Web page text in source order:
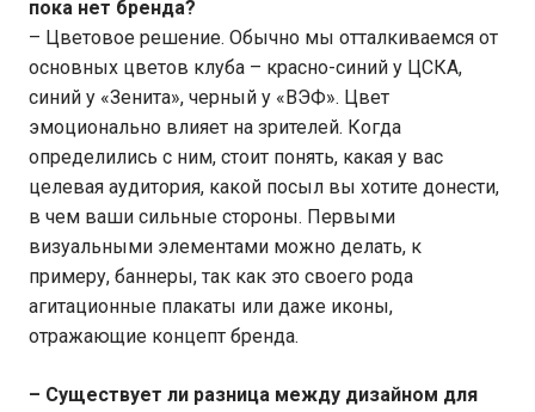
пока нет бренда?
– Цветовое решение. Обычно мы отталкиваемся от
основных цветов клуба – красно-синий у ЦСКА,
синий у «Зенита», черный у «ВЭФ». Цвет
эмоционально влияет на зрителей. Когда
определились с ним, стоит понять, какая у вас
целевая аудитория, какой посыл вы хотите донести,
в чем ваши сильные стороны. Первыми
визуальными элементами можно делать, к
примеру, баннеры, так как это своего рода
агитационные плакаты или даже иконы,
отражающие концепт бренда.
– Существует ли разница между дизайном для